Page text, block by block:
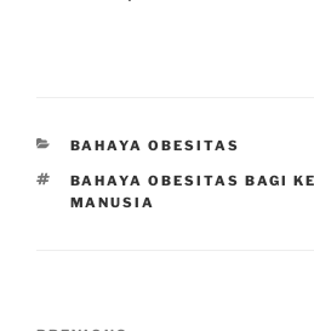
CATEGORIES
BAHAYA OBESITAS
TAGS
BAHAYA OBESITAS BAGI
MANUSIA